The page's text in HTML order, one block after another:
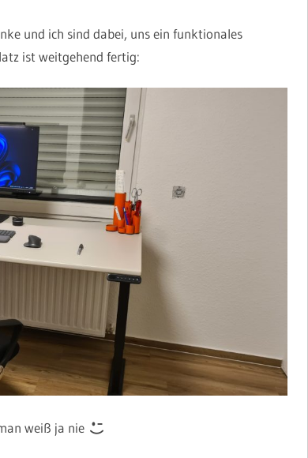
und ich sind dabei, uns ein funktionales
ist weitgehend fertig:
weiß ja nie